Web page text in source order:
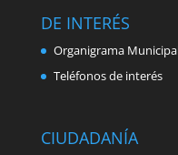
DE INTERÉS
Organigrama
Teléfonos de interés
CIUDADANÍA